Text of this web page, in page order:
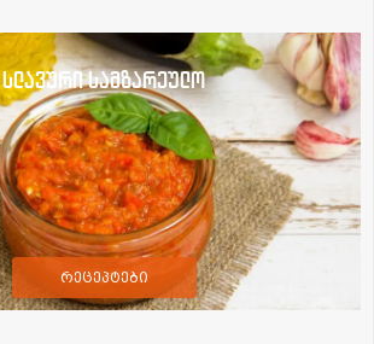
სლავური სამზარეულო
რეცეპტები